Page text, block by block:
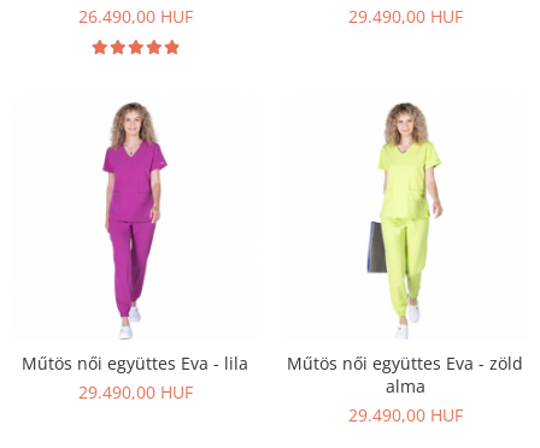
26.490,00 HUF
29.490,00 HUF
Műtös női együttes Eva - lila
29.490,00 HUF
Műtös női együttes Eva - zöld
alma
29.490,00 HUF